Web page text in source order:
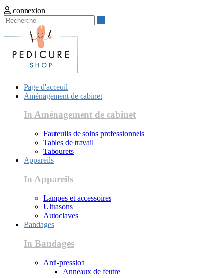
connexion
Page d'acceuil
Aménagement de cabinet
In Aménagement de cabinet
Fauteuils de soins professionnels
Tables de travail
Tabourets
Appareils
In Appareils
Lampes et accessoires
Ultrasons
Autoclaves
Bandages
In Bandages
Anti-pression
Anneaux de feutre